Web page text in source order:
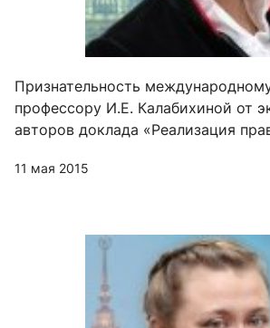
Признательность
профессору И.Е. Калабихиной от
авторов доклада «Реализация
11 мая 2015